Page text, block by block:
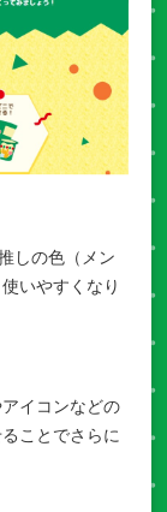
しの色（メン
いやすくなり
イコンなどの
ことでさらに